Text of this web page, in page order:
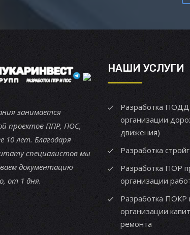
занимается
проектов ППР, ПОС,
10 лет. Благодаря
специалистов мы
документацию
от 1 дня.
НАШИ УСЛУГИ
Разработка ПОДД
организации
движения)
Разработка
Разработка ПОР
организации
Разработка ПОКР
организации
ремонта